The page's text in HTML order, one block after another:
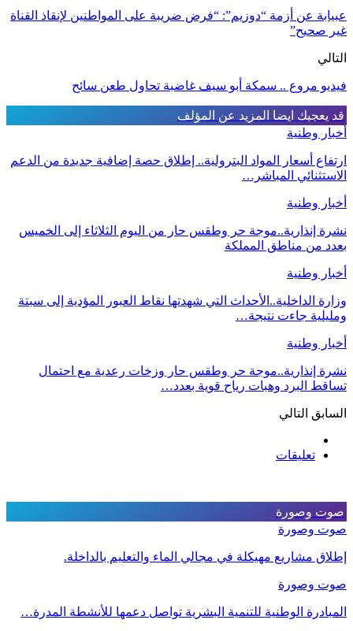
عبيابة عن أزمة “دوزيم”: “فرض ضريبة على المواطنين لإنقاذ القناة
غير صحيح”
التالي
فيديو مروع .. سمكة أبو سيف غاضبة تحاول طعن سائح
قد يعجبك ايضا المزيد عن المؤلف
أخبار وطنية
ارتفاع أسعار المواد البترولية.. إطلاق حصة إضافية جديدة من الدعم
الاستثنائي المباشر…
أخبار وطنية
نشرة إنذارية..موجة حر وطقس حار من اليوم الثلاثاء إلى الخميس
بعدد من مناطق المملكة
أخبار وطنية
وزارة الداخلية..الأحداث التي شهدتها نقاط العبور المؤدية إلى سبتة
ومليلية جاءت نتيجة…
أخبار وطنية
نشرة إنذارية..موجة حر وطقس حار وزخات رعدية مع احتمال
تساقط البرد وهبات رياح قوية بعدد…
السابق التالي
تعليقات
صوت وصورة
صوت وصورة
إطلاق مشاريع مهيكلة في مجالي الماء والتعليم بالداخلة.
صوت وصورة
المبادرة الوطنية للتنمية البشرية تواصل دعمها للأنشطة المدرة…